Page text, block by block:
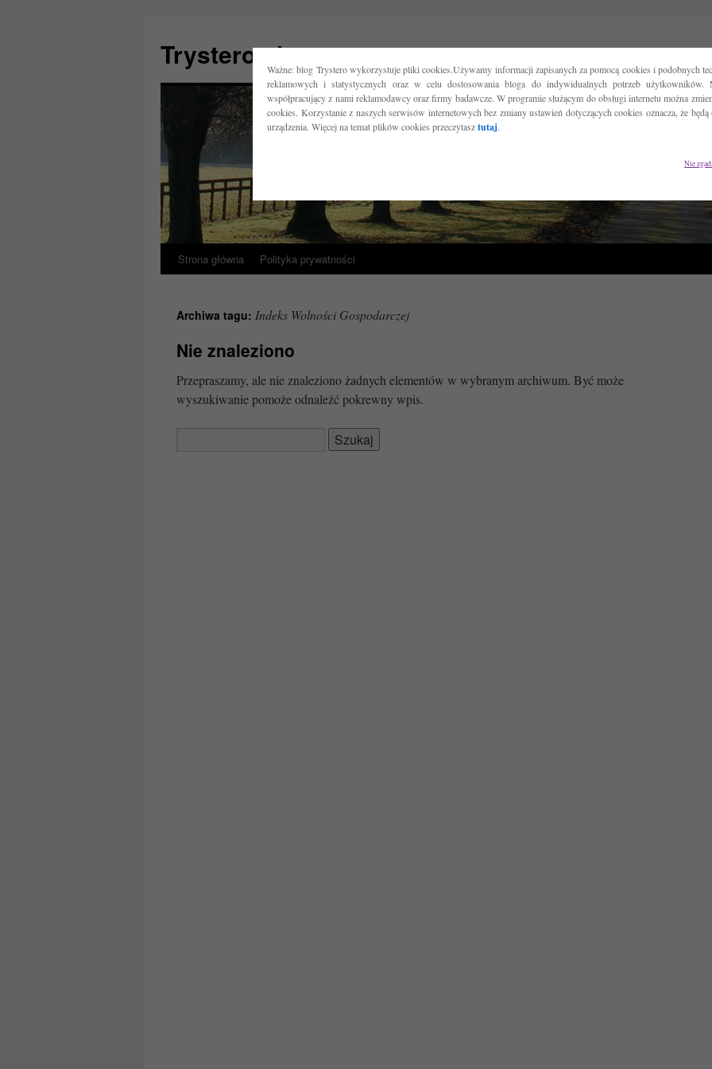
Ważne: blog Trystero wykorzystuje pliki cookies.Używamy informacji zapisanych za pomocą cookies i podobnych
reklamowych i statystycznych oraz w celu dostosowania bloga do indywidualnych potrzeb użytkowników.
współpracujący z nami reklamodawcy oraz firmy badawcze. W programie służącym do obsługi internetu można
cookies. Korzystanie z naszych serwisów internetowych bez zmiany ustawień dotyczących cookies oznacza, że będą
urządzenia. Więcej na temat plików cookies przeczytasztutaj.
Nie
Trystero.pl
Przejdź
treści
Strona główna Polityka prywatności
Archiwa tagu: Indeks Wolności Gospodarczej
Nie znaleziono
Przepraszamy, ale nie znaleziono żadnych elementów w wybranym archiwum. Być może
wyszukiwanie pomoże odnaleźć pokrewny wpis.